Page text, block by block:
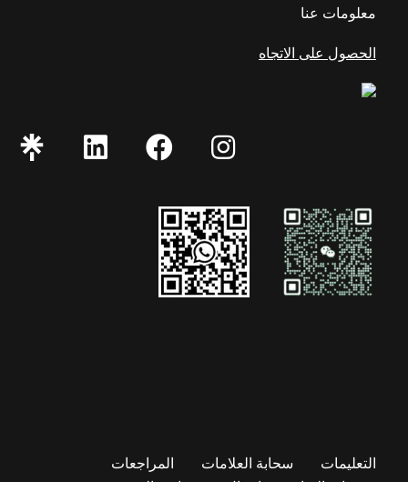
معلومات عنا
الحصول على الاتجاه
التعليمات سحابة العلامات
المراجعات